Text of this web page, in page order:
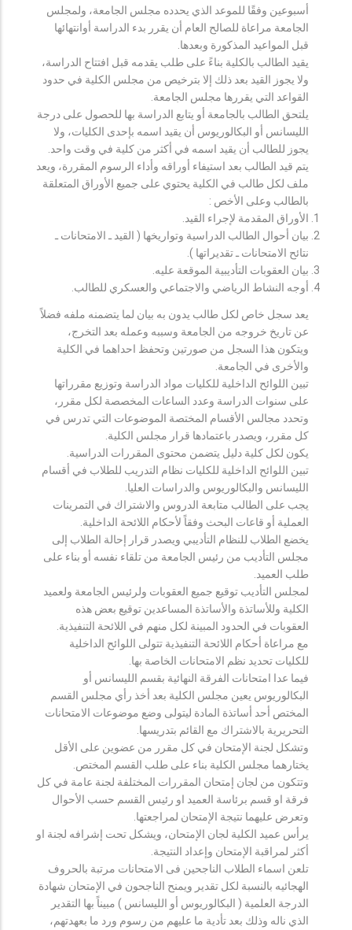
أسبوعين وفقًا للموعد الذي يحدده مجلس الجامعة، ولمجلس
الجامعة مراعاة للصالح العام أن يقرر بدء الدراسة أوانتهائها
قبل المواعيد المذكورة وبعدها.
يقيد الطالب بالكلية بناءً على طلب يقدمه قبل افتتاح الدراسة،
ولا يجوز القيد بعد ذلك إلا بترخيص من مجلس الكلية في حدود
القواعد التي يقررها مجلس الجامعة.
يلتحق الطالب بالجامعة أو يتابع الدراسة بها للحصول على درجة
الليسانس أو البكالوريوس أن يقيد اسمه بإحدى الكليات، ولا
يجوز للطالب أن يقيد اسمه في أكثر من كلية في وقت واحد.
يتم قيد الطالب بعد استيفاء أوراقه وأداء الرسوم المقررة، ويعد
ملف لكل طالب في الكلية يحتوي على جميع الأوراق المتعلقة
بالطالب وعلى الأخص :
الأوراق المقدمة لإجراء القيد.
بيان أحوال الطالب الدراسية وتواريخها ( القيد ـ الامتحانات ـ
نتائح الامتحانات ـ تقديراتها ).
بيان العقوبات التأديبية الموقعة عليه.
أوجه النشاط الرياضي والاجتماعي والعسكري للطالب.
يعد سجل خاص لكل طالب يدون به بيان لما يتضمنه ملفه فضلاً
عن تاريخ خروجه من الجامعة وسببه وعمله بعد التخرج،
ويتكون هذا السجل من صورتين وتحفظ احداهما في الكلية
والأخرى في الجامعة.
تبين اللوائح الداخلية للكليات مواد الدراسة وتوزيع مقرراتها
على سنوات الدراسة وعدد الساعات المخصصة لكل مقرر،
وتحدد مجالس الأقسام المختصة الموضوعات التي تدرس في
كل مقرر، ويصدر باعتمادها قرار مجلس الكلية.
يكون لكل كلية دليل يتضمن محتوى المقررات الدراسية.
تبين اللوائح الداخلية للكليات نظام التدريب للطلاب في أقسام
الليسانس والبكالوريوس والدراسات العليا.
يجب على الطالب متابعة الدروس والاشتراك في التمرينات
العملية أو قاعات البحث وفقاً لأحكام اللائحة الداخلية.
يخضع الطلاب للنظام التأديبي ويصدر قرار إحالة الطلاب إلى
مجلس التأديب من رئيس الجامعة من تلقاء نفسه أو بناء على
طلب العميد.
لمجلس التأديب توقيع جميع العقوبات ولرئيس الجامعة ولعميد
الكلية وللأساتذة والأساتذة المساعدين توقيع بعض هذه
العقوبات في الحدود المبينة لكل منهم في اللائحة التنفيذية.
مع مراعاة أحكام اللائحة التنفيذية تتولى اللوائح الداخلية
للكليات تحديد نظم الامتحانات الخاصة بها.
فيما عدا امتحانات الفرقة النهائية بقسم الليسانس أو
البكالوريوس يعين مجلس الكلية بعد أخذ رأي مجلس القسم
المختص أحد أساتذة المادة ليتولى وضع موضوعات الامتحانات
التحريرية بالاشتراك مع القائم بتدريسها.
وتشكل لجنة الإمتحان في كل مقرر من عضوين على الأقل
يختارهما مجلس الكلية بناء على طلب القسم المختص.
وتتكون من لجان إمتحان المقررات المختلفة لجنة عامة في كل
فرقة او قسم برئاسة العميد او رئيس القسم حسب الأحوال
وتعرض عليهما نتيجة الإمتحان لمراجعتها.
يرأس عميد الكلية لجان الإمتحان، ويشكل تحت إشرافه لجنة او
أكثر لمراقبة الإمتحان وإعداد النتيجة.
تلعن اسماء الطلاب الناجحين فى الامتحانات مرتبة بالحروف
الهجائيه بالنسبة لكل تقدير ويمنح الناجحون في الإمتحان شهادة
الدرجة العلمية ( البكالوريوس أو الليسانس ) مبيناً بها التقدير
الذي ناله وذلك بعد تأدية ما عليهم من رسوم ورد ما بعهدتهم،